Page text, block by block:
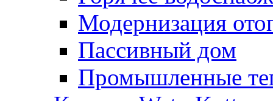
Модернизация
Пассивный дом
Промышленные